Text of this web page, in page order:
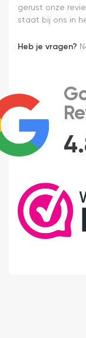
gerust onze
staat bij ons in
Heb je vragen?